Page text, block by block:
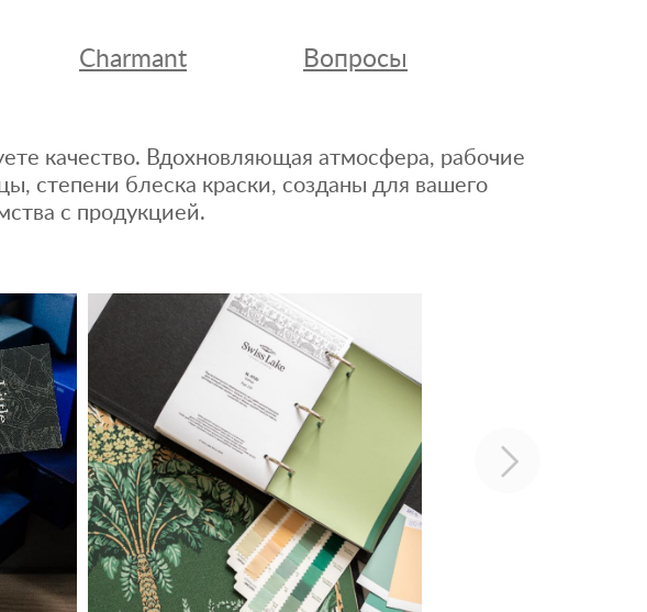
Charmant Вопросы
качество. Вдохновляющая атмосфера, рабочие
степени блеска краски, созданы для вашего
с продукцией.